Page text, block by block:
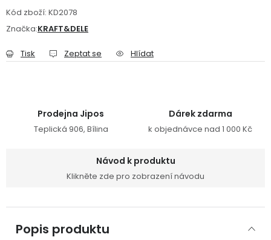
Kód zboží: KD2078
Značka:KRAFT&DELE
Tisk Zeptat se Hlídat
Prodejna Jipos
Teplická 906, Bílina
Dárek zdarma
k objednávce nad 1 000 Kč
Návod k produktu
Klikněte zde pro zobrazení návodu
Popis produktu